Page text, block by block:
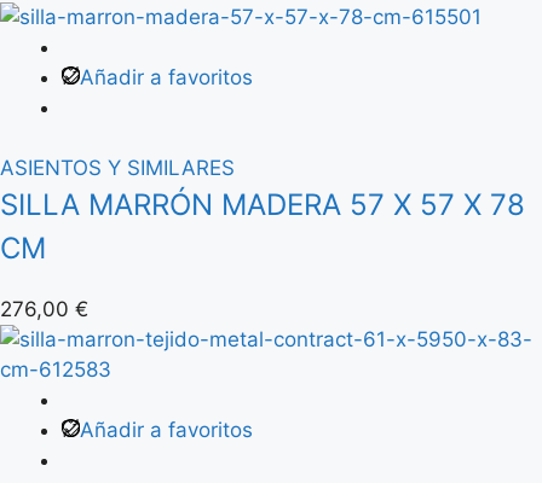
Añadir a favoritos
ASIENTOS Y SIMILARES
SILLA MARRÓN MADERA 57 X 57 X 78
CM
276,00 €
Añadir a favoritos